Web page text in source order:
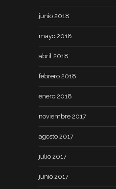
junio 2018
mayo 2018
abril 2018
febrero 2018
enero 2018
noviembre 2017
agosto 2017
julio 2017
junio 2017